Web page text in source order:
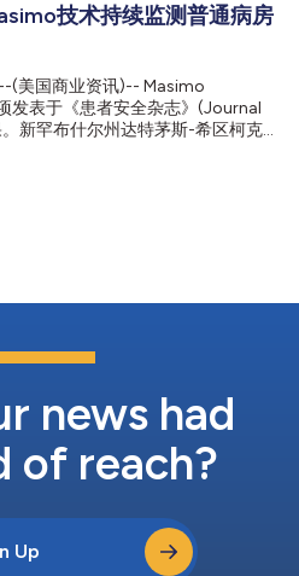
院患者的回顾性数据。作者首次证
谨的准确性研究具有可行性——研
创方式获取的动脉血氧饱和度
饱和度(SpO2)值进行了对比。这
准确性对比可在临床需要的时间
是患者病情自发变化需抽血检测
程启动——从定义上来说，这些时
技术持续监测普通病房
(美国商业资讯)-- Masimo
发表于《患者安全杂志》(Journal
新罕布什尔州达特茅斯-希区柯克
复苏效果，以及通过早期发现和干
反应团队调动和转至高危护理单元
3.5年数据及近3.2万名患者的全新
来的财务影响，同时考虑实施系统
运营利润率产生约5500美元的正
为10,700美元。达特茅斯-希区柯
news had
of reach?
Up